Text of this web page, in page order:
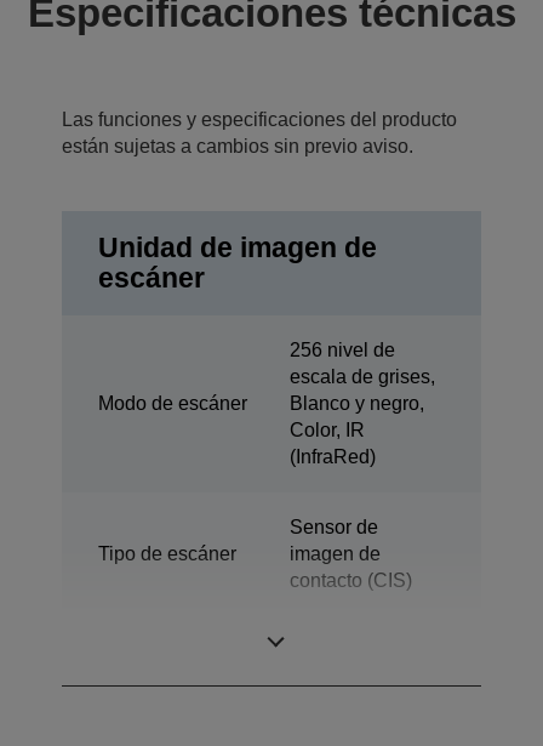
Especificaciones técnicas
Las funciones y especificaciones del producto
están sujetas a cambios sin previo aviso.
Unidad de imagen de
escáner
Modo de escáner
256 nivel de
escala de grises,
Blanco y negro,
Color, IR
(InfraRed)
Tipo de escáner
Sensor de
imagen de
contacto (CIS)